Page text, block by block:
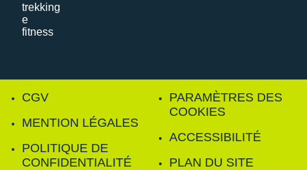
CGV
MENTION LÉGALES
POLITIQUE DE
CONFIDENTIALITÉ
PARAMÈTRES DES
COOKIES
ACCESSIBILITÉ
PLAN DU SITE